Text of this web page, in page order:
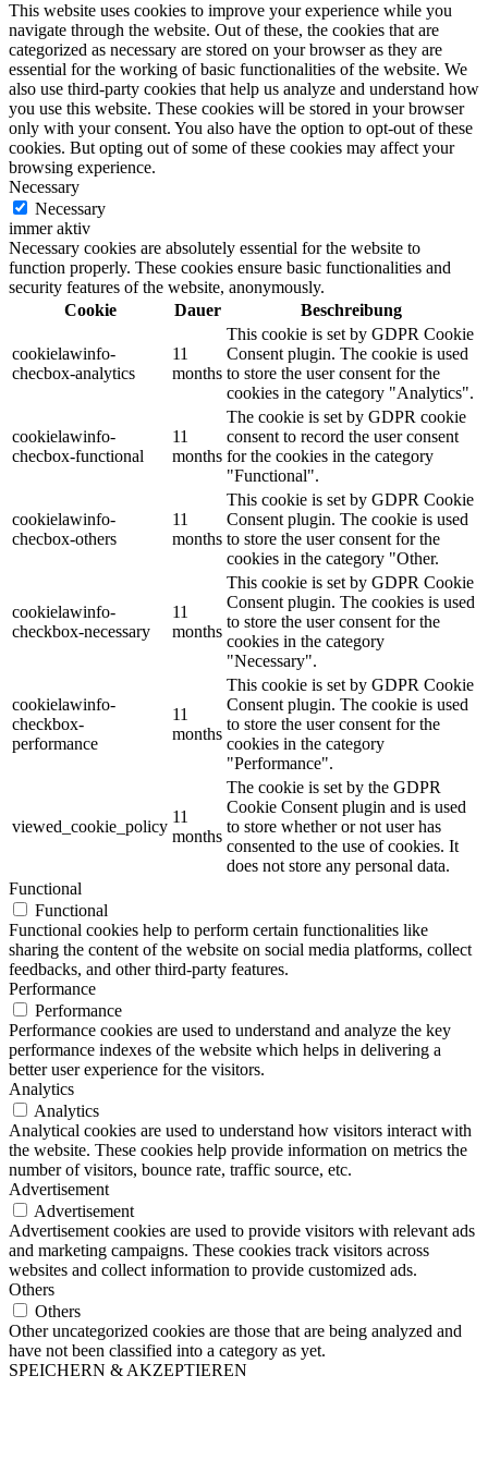
This website uses cookies to improve your experience while you
navigate through the website. Out of these, the cookies that are
categorized as necessary are stored on your browser as they are
essential for the working of basic functionalities of the website. We
also use third-party cookies that help us analyze and understand how
you use this website. These cookies will be stored in your browser
only with your consent. You also have the option to opt-out of these
cookies. But opting out of some of these cookies may affect your
browsing experience.
Necessary
Necessary
immer aktiv
Necessary cookies are absolutely essential for the website to
function properly. These cookies ensure basic functionalities and
security features of the website, anonymously.
Cookie
Dauer Beschreibung
cookielawinfo-
checbox-analytics
11
months
This cookie is set by GDPR Cookie
Consent plugin. The cookie is used
to store the user consent for the
cookies in the category "Analytics".
cookielawinfo-
checbox-functional
11
months
The cookie is set by GDPR cookie
consent to record the user consent
for the cookies in the category
"Functional".
cookielawinfo-
checbox-others
11
months
This cookie is set by GDPR Cookie
Consent plugin. The cookie is used
to store the user consent for the
cookies in the category "Other.
cookielawinfo-
checkbox-necessary
11
months
This cookie is set by GDPR Cookie
Consent plugin. The cookies is used
to store the user consent for the
cookies in the category
"Necessary".
cookielawinfo-
checkbox-
performance
11
months
This cookie is set by GDPR Cookie
Consent plugin. The cookie is used
to store the user consent for the
cookies in the category
"Performance".
viewed_cookie_policy
11
months
The cookie is set by the GDPR
Cookie Consent plugin and is used
to store whether or not user has
consented to the use of cookies. It
does not store any personal data.
Functional
Functional
Functional cookies help to perform certain functionalities like
sharing the content of the website on social media platforms, collect
feedbacks, and other third-party features.
Performance
Performance
Performance cookies are used to understand and analyze the key
performance indexes of the website which helps in delivering a
better user experience for the visitors.
Analytics
Analytics
Analytical cookies are used to understand how visitors interact with
the website. These cookies help provide information on metrics the
number of visitors, bounce rate, traffic source, etc.
Advertisement
Advertisement
Advertisement cookies are used to provide visitors with relevant ads
and marketing campaigns. These cookies track visitors across
websites and collect information to provide customized ads.
Others
Others
Other uncategorized cookies are those that are being analyzed and
have not been classified into a category as yet.
SPEICHERN & AKZEPTIEREN